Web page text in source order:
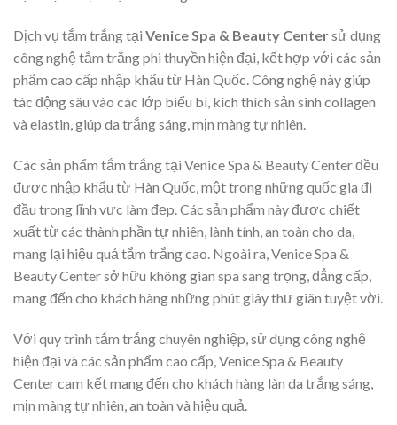
Dịch vụ tắm trắng tại Venice Spa & Beauty Centersử dụng
công nghệ tắm trắng phi thuyền hiện đại, kết hợp với các sản
phẩm cao cấp nhập khẩu từ Hàn Quốc. Công nghệ này giúp
tác động sâu vào các lớp biểu bì, kích thích sản sinh collagen
và elastin, giúp da trắng sáng, mịn màng tự nhiên.
Các sản phẩm tắm trắng tại Venice Spa & Beauty Center đều
được nhập khẩu từ Hàn Quốc, một trong những quốc gia đi
đầu trong lĩnh vực làm đẹp. Các sản phẩm này được chiết
xuất từ các thành phần tự nhiên, lành tính, an toàn cho da,
mang lại hiệu quả tắm trắng cao. Ngoài ra, Venice Spa &
Beauty Center sở hữu không gian spa sang trọng, đẳng cấp,
mang đến cho khách hàng những phút giây thư giãn tuyệt vời.
Với quy trình tắm trắng chuyên nghiệp, sử dụng công nghệ
hiện đại và các sản phẩm cao cấp, Venice Spa & Beauty
Center cam kết mang đến cho khách hàng làn da trắng sáng,
mịn màng tự nhiên, an toàn và hiệu quả.